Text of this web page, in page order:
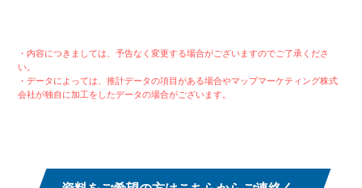
・内容につきましては、予告なく変更する場合がございますのでご了承くださ
い。
・データによっては、推計データの項目がある場合やマップマーケティング株式
会社が独自に加工をしたデータの場合がございます。